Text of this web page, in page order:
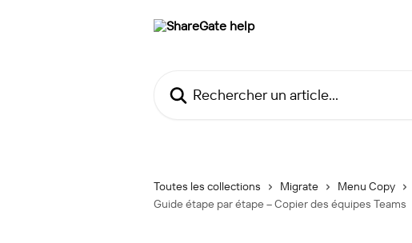
Toutes les collections Migrate Menu Copy
Guide étape par étape – Copier des équipes Teams